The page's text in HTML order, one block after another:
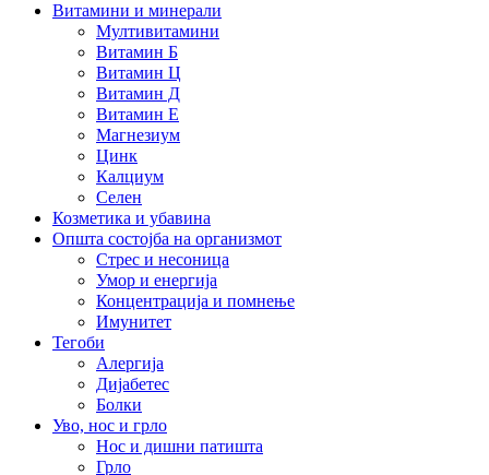
Витамини и минерали
Мултивитамини
Витамин Б
Витамин Ц
Витамин Д
Витамин Е
Магнезиум
Цинк
Калциум
Селен
Козметика и убавина
Општа состојба на организмот
Стрес и несоница
Умор и енергија
Концентрација и помнење
Имунитет
Тегоби
Алергија
Дијабетес
Болки
Уво, нос и грло
Нос и дишни патишта
Грло